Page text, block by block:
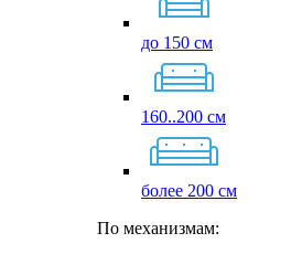
до 150 см
160..200 см
более 200 см
По механизмам: